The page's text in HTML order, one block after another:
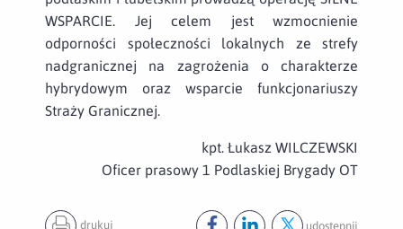
WSPARCIE. Jej celem jest wzmocnienie
odporności społeczności lokalnych ze strefy
nadgranicznej na zagrożenia o charakterze
hybrydowym oraz wsparcie funkcjonariuszy
Straży Granicznej.
kpt. Łukasz WILCZEWSKI
Oficer prasowy 1 Podlaskiej Brygady OT
drukuj udostępnij